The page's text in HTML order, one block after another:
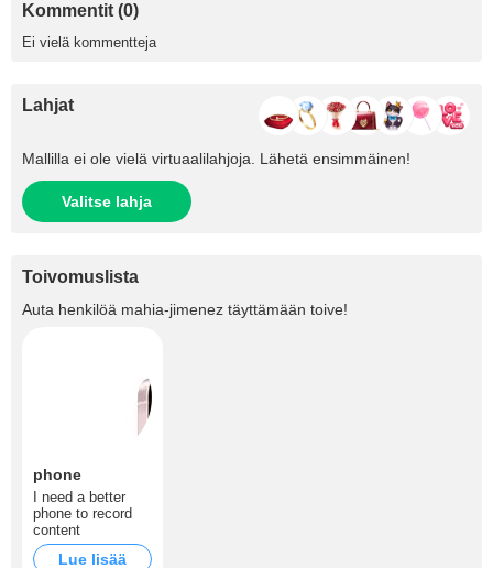
Kommentit (0)
Ei vielä kommentteja
Lahjat
Mallilla ei ole vielä virtuaalilahjoja. Lähetä ensimmäinen!
Valitse lahja
Toivomuslista
Auta henkilöä mahia-jimenez täyttämään toive!
phone
I need a better
phone to record
content
Lue lisää